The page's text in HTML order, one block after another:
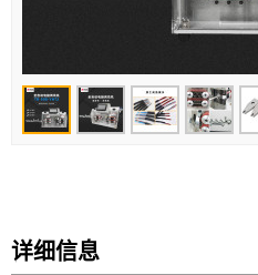
详细信息